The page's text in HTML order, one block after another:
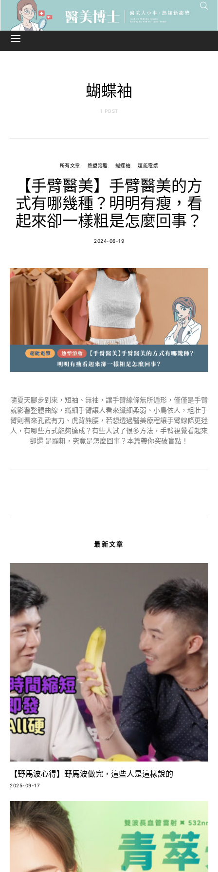
蝴蝶袖
1 POST
所有文章 熱塑溶脂 蝴蝶袖 超能電漿
【手臂醫美】手臂醫美的方
式有哪幾種？明明有瘦，看
起來卻一樣粗是怎麼回事？
2024-06-19
隨夏天腳步到來，短袖、無袖，讓手臂線條無所遁形，僅僅是手臂
就影響整體曲線，纖細手臂讓人看來纖細柔弱、小鳥依人，粗壯手
臂則看來孔武有力、虎背熊腰，若想透過醫美療程讓手臂線條更迷
人，有哪些方式能夠達成？有些人試了很多方法，手臂視覺看起來
卻還 是顯粗，究竟是怎麼回事？本篇帶你突破盲點！
最新文章
【野馬波心得】野馬波做完，這些人是這樣說的
2025-09-17